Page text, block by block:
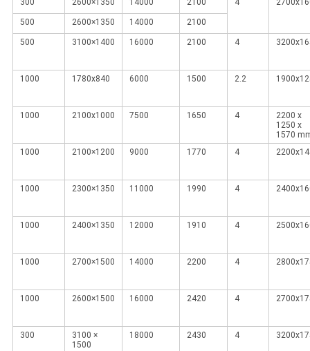
300 2600×1350 14000 2100 4
500 2600×1350 14000 2100
500 3100×1400 16000 2100 4
1000 1780x840 6000 1500 2.2
1000 2100x1000 7500 1650 4
2200 x
1250 x
1570
1000
2100×1200 9000 1770 4
1000 2300×1350 11000 1990 4
1000 2400×1350 12000 1910 4
1000 2700×1500 14000 2200 4
1000 2600×1500 16000 2420 4
300
3100 ×
1500
18000 2430 4